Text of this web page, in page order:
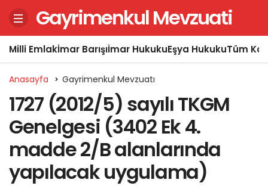
Gayrimenkul Mevzuati
Milli Emlakİmar Barışıİmar HukukuEşya HukukuTüm
Anasayfa Gayrimenkul Mevzuatı
1727 (2012/5) sayılı TKGM
Genelgesi (3402 Ek 4.
madde 2/B alanlarında
yapılacak uygulama)